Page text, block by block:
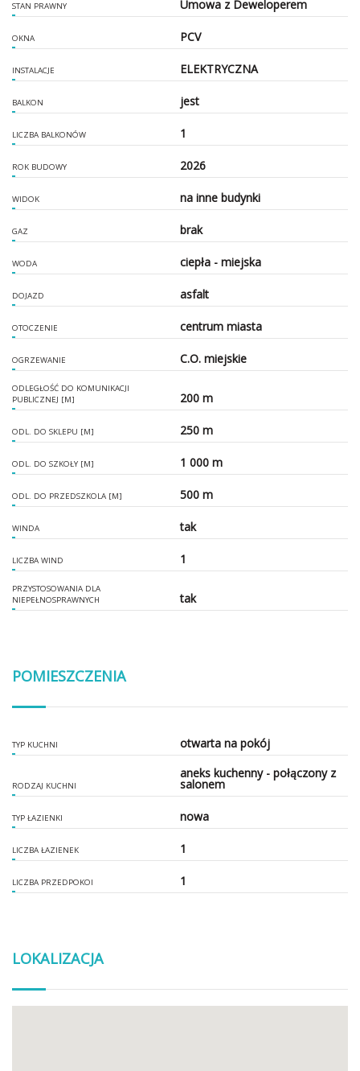
STAN PRAWNY Umowa z Deweloperem
OKNA PCV
INSTALACJE ELEKTRYCZNA
BALKON jest
LICZBA BALKONÓW 1
ROK BUDOWY 2026
WIDOK na inne budynki
GAZ brak
WODA ciepła - miejska
DOJAZD asfalt
OTOCZENIE centrum miasta
OGRZEWANIE C.O. miejskie
ODLEGŁOŚĆ DO KOMUNIKACJI
PUBLICZNEJ [M]
200 m
ODL. DO SKLEPU [M] 250 m
ODL. DO SZKOŁY [M] 1 000 m
ODL. DO PRZEDSZKOLA [M] 500 m
WINDA tak
LICZBA WIND 1
PRZYSTOSOWANIA DLA
NIEPEŁNOSPRAWNYCH
tak
POMIESZCZENIA
TYP KUCHNI otwarta na pokój
RODZAJ KUCHNI
aneks kuchenny - połączony z
salonem
TYP ŁAZIENKI nowa
LICZBA ŁAZIENEK 1
LICZBA PRZEDPOKOI 1
LOKALIZACJA